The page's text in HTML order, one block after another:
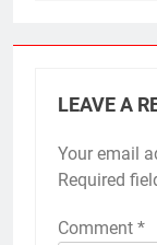
LEAVE A
Your email
Required
Comment *